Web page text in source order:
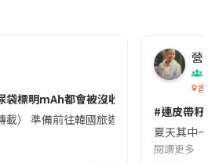
袋標明mAh都會被沒收😱出發前切記檢查
載） 準備前往韓國旅遊的民眾，近期要
營養
香港
#連皮帶籽
夏天其中一
閱讀更多